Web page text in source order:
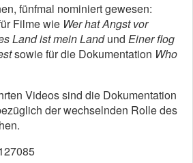
fünfmal nominiert gewesen:
Filme wie Wer hat Angst vor
Land ist mein Landund Einer flog
sowie für die Dokumentation Who
Videos sind die Dokumentation
der wechselnden Rolle des